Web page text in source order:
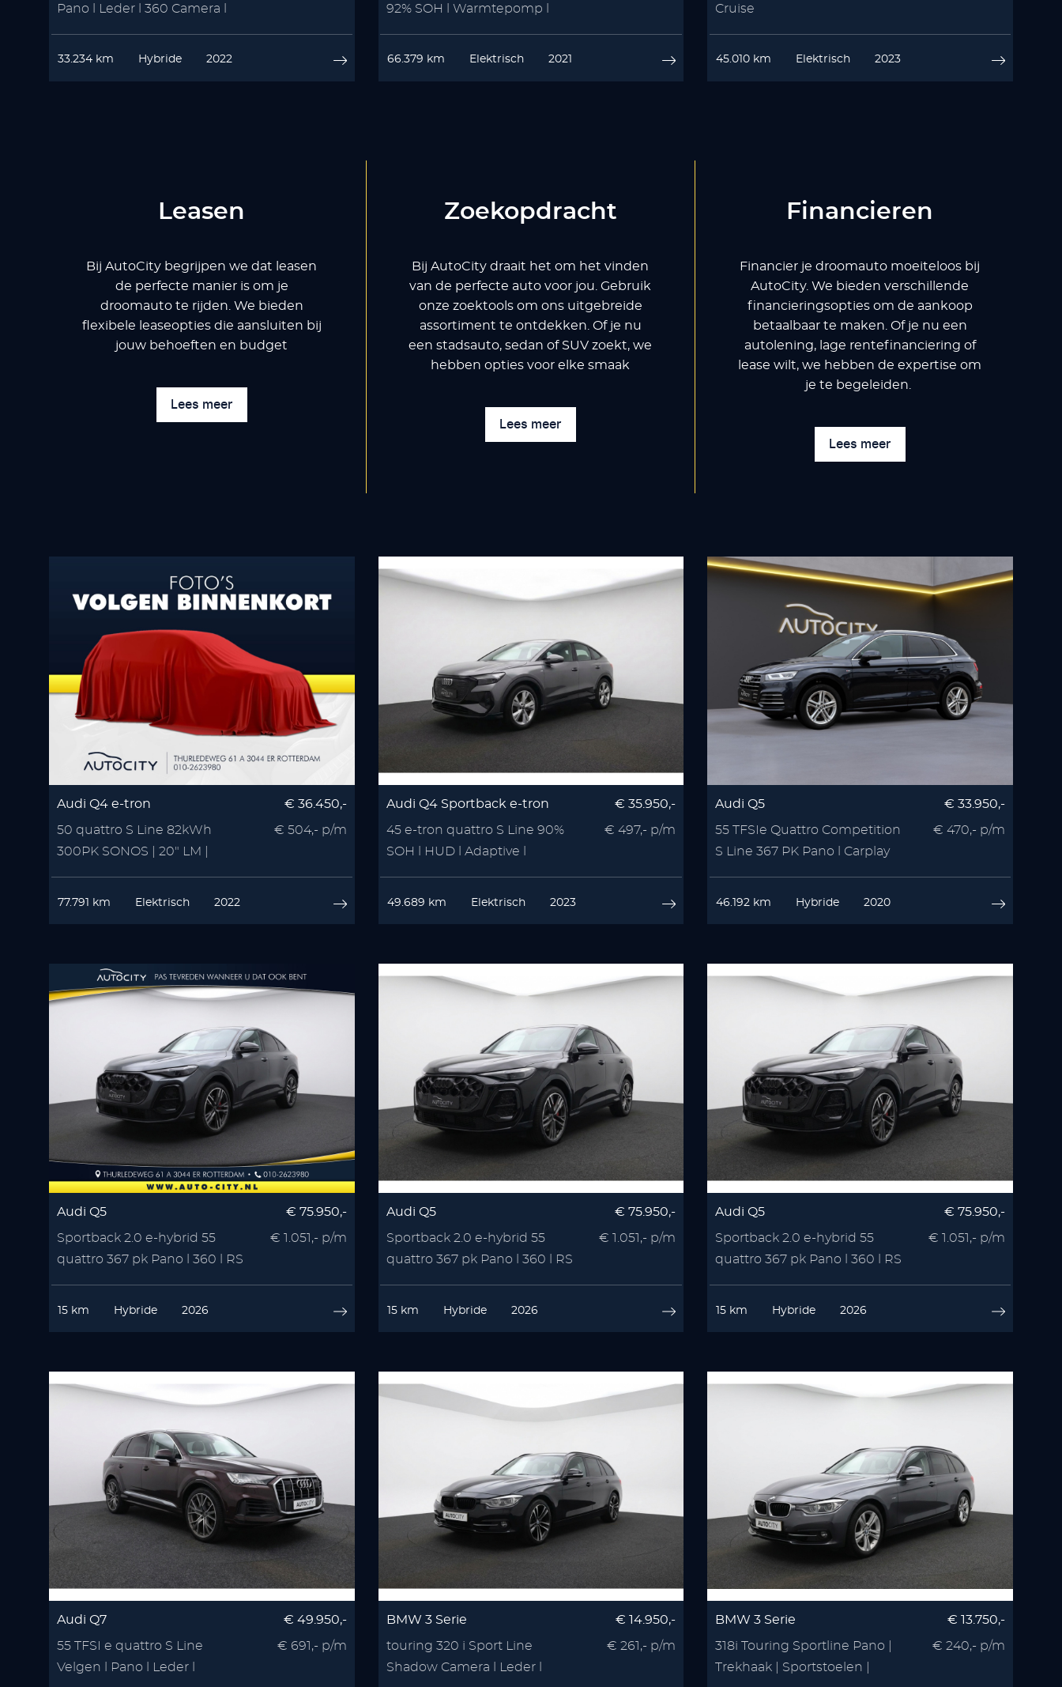
Pano l Leder l 360 Camera l
33.234 km Hybride 2022
92% SOH l Warmtepomp l
66.379 km Elektrisch 2021
Cruise
45.010 km Elektrisch 2023
Leasen
Bij AutoCity begrijpen we dat leasen
de perfecte manier is om je
droomauto te rijden. We bieden
flexibele leaseopties die aansluiten bij
jouw behoeften en budget
Lees meer
Zoekopdracht
Bij AutoCity draait het om het vinden
van de perfecte auto voor jou. Gebruik
onze zoektools om ons uitgebreide
assortiment te ontdekken. Of je nu
een stadsauto, sedan of SUV zoekt, we
hebben opties voor elke smaak
Lees meer
Financieren
Financier je droomauto moeiteloos bij
AutoCity. We bieden verschillende
financieringsopties om de aankoop
betaalbaar te maken. Of je nu een
autolening, lage rentefinanciering of
lease wilt, we hebben de expertise om
je te begeleiden.
Lees meer
Audi Q4 e-tron
50 quattro S Line 82kWh
300PK SONOS | 20" LM |
€ 36.450,-
€ 504,- p/m
77.791 km Elektrisch 2022
Audi Q4 Sportback e-tron
45 e-tron quattro S Line 90%
SOH l HUD l Adaptive l
€ 35.950,-
€ 497,- p/m
49.689 km Elektrisch 2023
Audi Q5
55 TFSIe Quattro Competition
S Line 367 PK Pano l Carplay
€ 33.950,-
€ 470,- p/m
46.192 km Hybride 2020
Audi Q5
Sportback 2.0 e-hybrid 55
quattro 367 pk Pano l 360 l RS
€ 75.950,-
€ 1.051,- p/m
15 km Hybride 2026
Audi Q5
Sportback 2.0 e-hybrid 55
quattro 367 pk Pano l 360 l RS
€ 75.950,-
€ 1.051,- p/m
15 km Hybride 2026
Audi Q5
Sportback 2.0 e-hybrid 55
quattro 367 pk Pano l 360 l RS
€ 75.950,-
€ 1.051,- p/m
15 km Hybride 2026
Audi Q7
55 TFSI e quattro S Line
Velgen l Pano l Leder l
€ 49.950,-
€ 691,- p/m
BMW 3 Serie
touring 320 i Sport Line
Shadow Camera l Leder l
€ 14.950,-
€ 261,- p/m
BMW 3 Serie
318i Touring Sportline Pano |
Trekhaak | Sportstoelen |
€ 13.750,-
€ 240,- p/m